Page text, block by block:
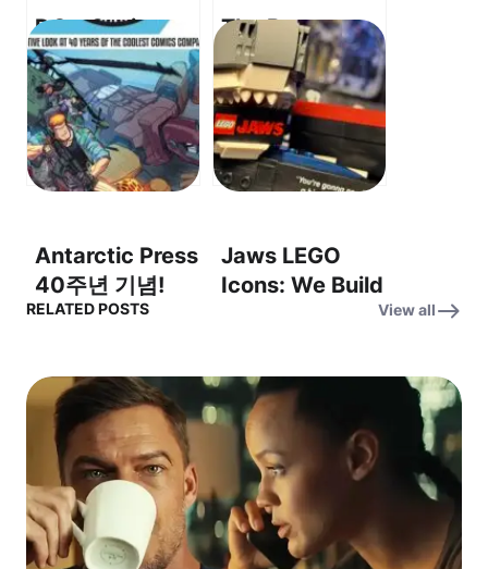
DC x Sonic –
Fast Friends
Fight Darkseid!
– 초고속 친구들
이 다크사이드를
물리친다!
The Beauty –
Isabella
Rossellini
Checks In
From The
Mediterranean
에서 아름다움을
이야기하다
Antarctic Press
40주년 기념!
Thrilled to
years! (40년 역
사를 기념하며!)
Jaws LEGO
Icons: We Build
50th
Anniversary –
죠스 레고 아이
콘: 50주년 기념,
죠스의 유산을 쌓
다!
RELATED POSTS View all